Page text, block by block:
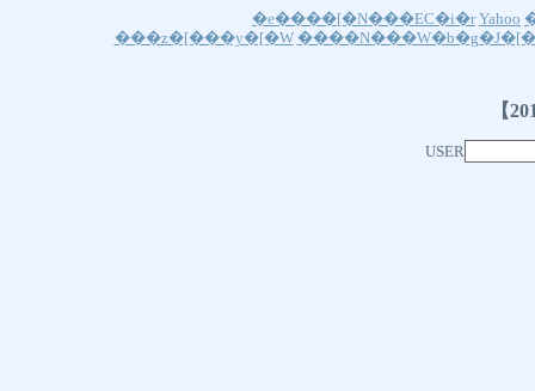
�e����[�N���EC�i�r Yahoo
���z�[���y�[�W
【
USER